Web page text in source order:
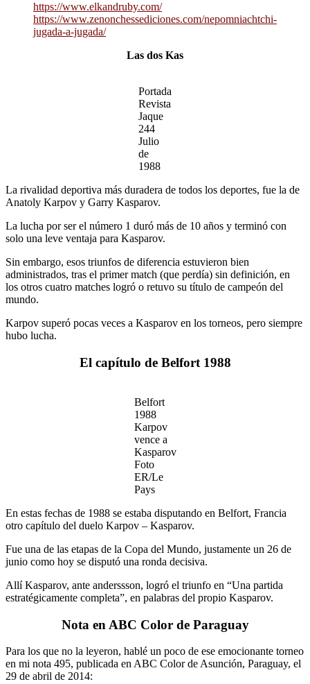
https://www.elkandruby.com/
https://www.zenonchessediciones.com/nepomniachtchi-
jugada-a-jugada/
Las dos Kas
Portada
Revista
Jaque
244
Julio
de
1988
La rivalidad deportiva más duradera de todos los deportes, fue la de
Anatoly Karpov y Garry Kasparov.
La lucha por ser el número 1 duró más de 10 años y terminó con
solo una leve ventaja para Kasparov.
Sin embargo, esos triunfos de diferencia estuvieron bien
administrados, tras el primer match (que perdía) sin definición, en
los otros cuatro matches logró o retuvo su título de campeón del
mundo.
Karpov superó pocas veces a Kasparov en los torneos, pero siempre
hubo lucha.
El capítulo de Belfort 1988
Belfort
1988
Karpov
vence a
Kasparov
Foto
ER/Le
Pays
En estas fechas de 1988 se estaba disputando en Belfort, Francia
otro capítulo del duelo Karpov – Kasparov.
Fue una de las etapas de la Copa del Mundo, justamente un 26 de
junio como hoy se disputó una ronda decisiva.
Allí Kasparov, ante anderssson, logró el triunfo en “Una partida
estratégicamente completa”, en palabras del propio Kasparov.
Nota en ABC Color de Paraguay
Para los que no la leyeron, hablé un poco de ese emocionante torneo
en mi nota 495, publicada en ABC Color de Asunción, Paraguay, el
29 de abril de 2014: